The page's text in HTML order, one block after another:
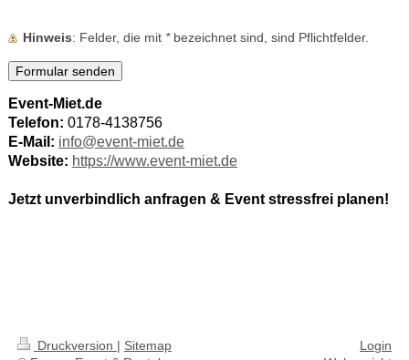
Hinweis : Felder, die mit *bezeichnet sind, sind Pflichtfelder.
Event-Miet.de
Telefon: 0178-4138756
E-Mail: info@event-miet.de
Website: https://www.event-miet.de
Jetzt unverbindlich anfragen & Event stressfrei planen!
Druckversion | Sitemap
Login